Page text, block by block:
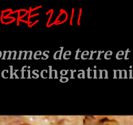
2011
de terre